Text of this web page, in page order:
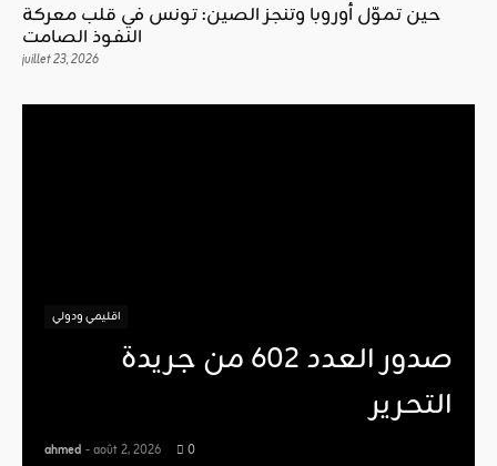
حين تموّل أوروبا وتنجز الصين: تونس في قلب معركة
النفوذ الصامت
juillet 23, 2026
اقليمي ودولي
صدور العدد 602 من جريدة
التحرير
ahmed - août 2, 2026 0